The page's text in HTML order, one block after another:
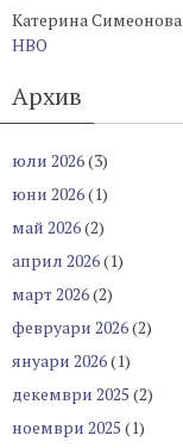
Катерина Симеонова
НВО
Архив
юли 2026(3)
юни 2026(1)
май 2026(2)
април 2026(1)
март 2026(2)
февруари 2026(2)
януари 2026(1)
декември 2025 (2)
ноември 2025 (1)